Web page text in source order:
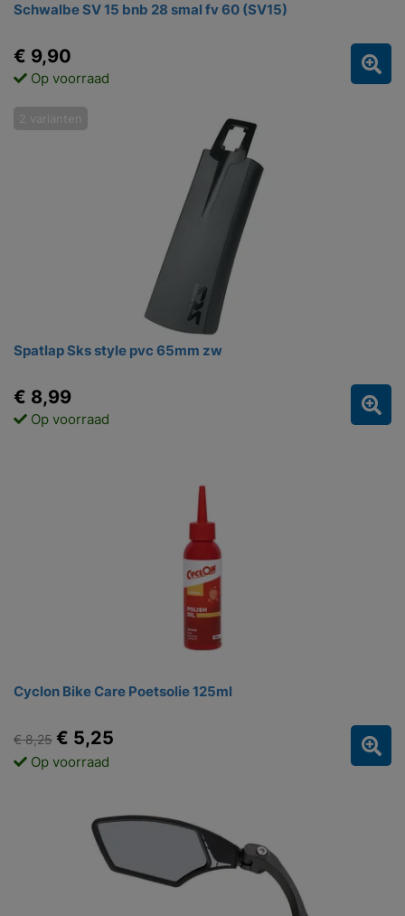
Schwalbe SV 15 bnb 28 smal fv 60 (SV15)
€ 9,90
Op voorraad
Spatlap Sks style pvc 65mm zw
2 varianten
€ 8,99
Op voorraad
Cyclon Bike Care Poetsolie 125ml
€ 8,25 € 5,25
Op voorraad